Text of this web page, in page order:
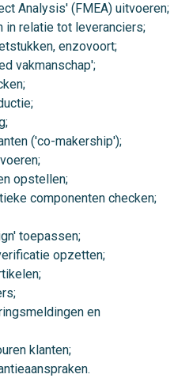
Analysis' (FMEA) uitvoeren;
in relatie tot leveranciers;
enzovoort;
vakmanschap';
('co-makership');
opstellen;
componenten checken;
toepassen;
opzetten;
en
klanten;